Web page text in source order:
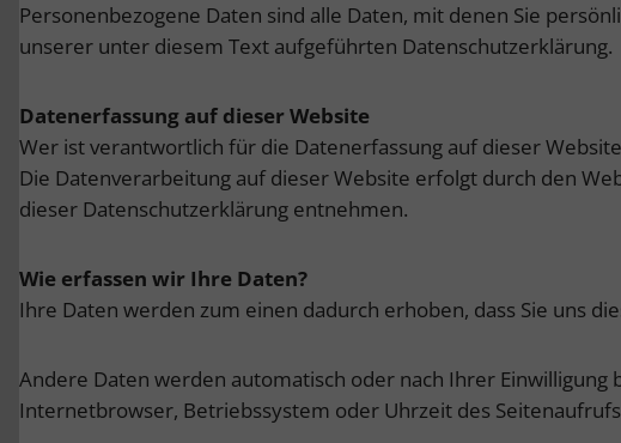
Personenbezogene Daten sind alle Daten, mit denen Sie
unserer unter diesem Text aufgeführten Datenschutzerklärung.
Datenerfassung auf dieser Website
Wer ist verantwortlich für die Datenerfassung auf dieser
Die Datenverarbeitung auf dieser Website erfolgt durch den
dieser Datenschutzerklärung entnehmen.
Wie erfassen wir Ihre Daten?
Ihre Daten werden zum einen dadurch erhoben, dass Sie uns
Andere Daten werden automatisch oder nach Ihrer Einwilligung
Internetbrowser, Betriebssystem oder Uhrzeit des